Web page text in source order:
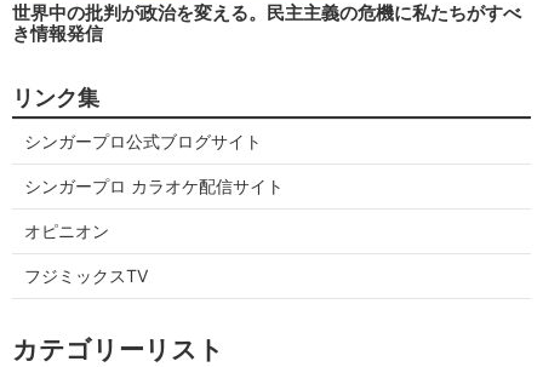
世界中の批判が政治を変える。民主主義の危機に私たちがすべ
き情報発信
リンク集
シンガープロ公式ブログサイト
シンガープロ カラオケ配信サイト
オピニオン
フジミックスTV
カテゴリーリスト